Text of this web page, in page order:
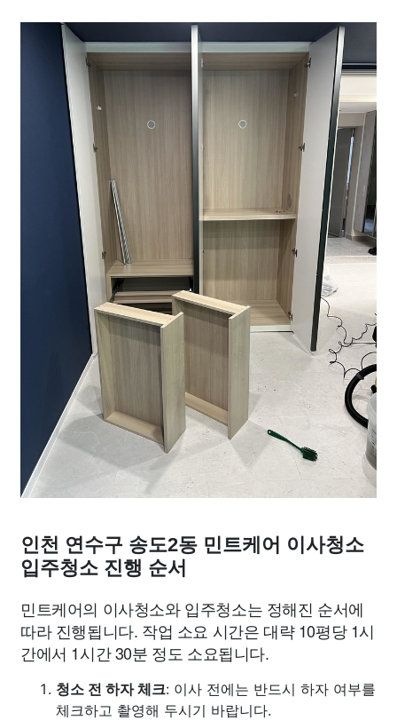
인천 연수구 송도2동 민트케어 이사청소
입주청소 진행 순서
민트케어의 이사청소와 입주청소는 정해진 순서에
따라 진행됩니다. 작업 소요 시간은 대략 10평당 1시
간에서 1시간 30분 정도 소요됩니다.
청소 전 하자 체크: 이사 전에는 반드시 하자 여부를
체크하고 촬영해 두시기 바랍니다.